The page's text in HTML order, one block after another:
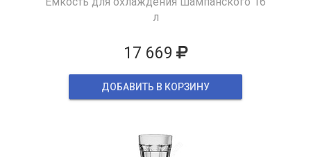
л
17 669
ДОБАВИТЬ В КОРЗИНУ